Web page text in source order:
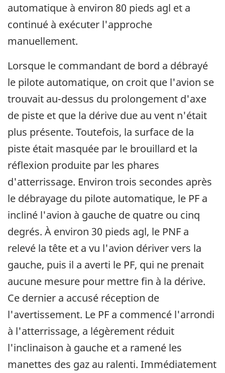
automatique à environ 80 pieds agl et a
continué à exécuter l'approche
manuellement.
Lorsque le commandant de bord a débrayé
le pilote automatique, on croit que l'avion se
trouvait au-dessus du prolongement d'axe
de piste et que la dérive due au vent n'était
plus présente. Toutefois, la surface de la
piste était masquée par le brouillard et la
réflexion produite par les phares
d'atterrissage. Environ trois secondes après
le débrayage du pilote automatique, le PF a
incliné l'avion à gauche de quatre ou cinq
degrés. À environ 30 pieds agl, le PNF a
relevé la tête et a vu l'avion dériver vers la
gauche, puis il a averti le PF, qui ne prenait
aucune mesure pour mettre fin à la dérive.
Ce dernier a accusé réception de
l'avertissement. Le PF a commencé l'arrondi
à l'atterrissage, a légèrement réduit
l'inclinaison à gauche et a ramené les
manettes des gaz au ralenti. Immédiatement